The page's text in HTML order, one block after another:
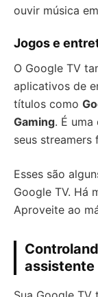
ouvir música
Jogos e
O Google TV
aplicativos de
títulos como
Gaming. É
seus streamers
Esses são
Google TV. Há
Aproveite ao
assistente